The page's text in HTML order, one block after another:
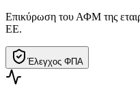
Επικύρωση του ΑΦΜ της
ΕΕ.
Έλεγχος ΦΠΑ